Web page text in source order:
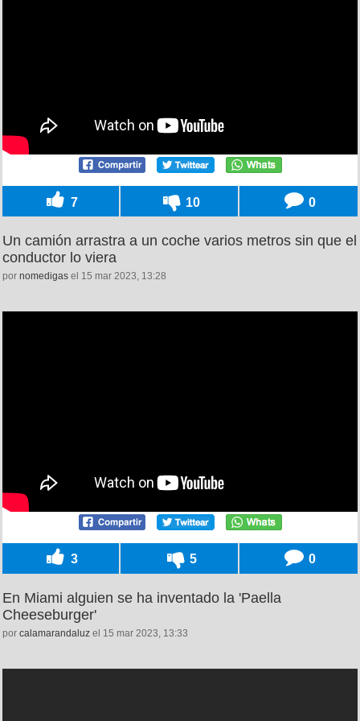
7 10 0
Un camión arrastra a un coche varios metros sin que el
conductor lo viera
por nomedigas el 15 mar 2023, 13:28
3 5 0
En Miami alguien se ha inventado la 'Paella
Cheeseburger'
por calamarandaluz el 15 mar 2023, 13:33